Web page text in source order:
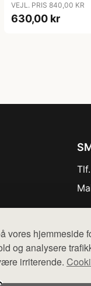
vores hjemmeside
og analysere
irriterende.
VEJL. PRIS 840,00 KR
630,00 kr
sælges ikke varer